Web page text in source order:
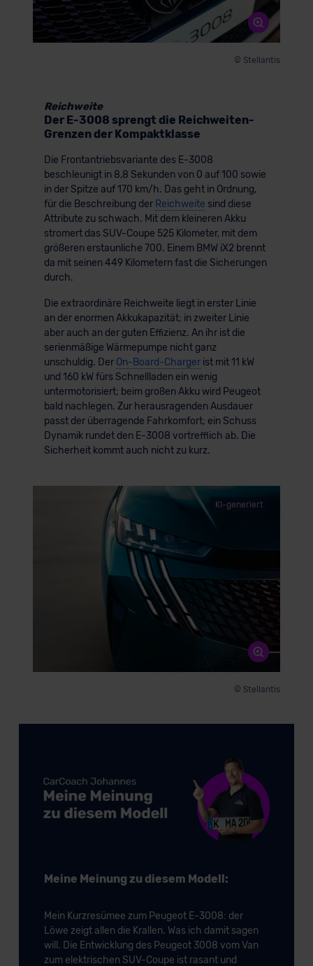
der EU erfolgt, erfolgt dies ausschließlich auf der
Grundlage eines Angemessenheitsbeschlusses der EU-
Standarddatenschutzklauseln (Art. 46 Abs. 2 lit. c
erteilen. Nähere Informationen zu den bestehenden
Datenschutzklauseln können Sie über den Kontakt zu
unserem Datenschutzbeauftragten unter
Datenschutzerklärung| Impressum
© Stellantis
Reichweite
Der E-3008 sprengt die Reichweiten-
Grenzen der Kompaktklasse
Die Frontantriebsvariante des E-3008
beschleunigt in 8,8 Sekunden von 0 auf 100 sowie
in der Spitze auf 170 km/h. Das geht in Ordnung,
für die Beschreibung der Reichweite sind diese
Attribute zu schwach. Mit dem kleineren Akku
stromert das SUV-Coupe 525 Kilometer, mit dem
größeren erstaunliche 700. Einem BMW iX2 brennt
da mit seinen 449 Kilometern fast die Sicherungen
durch.
Die extraordinäre Reichweite liegt in erster Linie
an der enormen Akkukapazität; in zweiter Linie
aber auch an der guten Effizienz. An ihr ist die
serienmäßige Wärmepumpe nicht ganz
unschuldig. Der On-Board-Chargerist mit 11 kW
und 160 kW fürs Schnellladen ein wenig
untermotorisiert; beim großen Akku wird Peugeot
bald nachlegen. Zur herausragenden Ausdauer
passt der überragende Fahrkomfort; ein Schuss
Dynamik rundet den E-3008 vortrefflich ab. Die
Sicherheit kommt auch nicht zu kurz.
KI-generiert
© Stellantis
Meine Meinung zu diesem Modell:
Mein Kurzresümee zum Peugeot E-3008: der
Löwe zeigt allen die Krallen. Was ich damit sagen
will. Die Entwicklung des Peugeot 3008 vom Van
zum elektrischen SUV-Coupe ist rasant und